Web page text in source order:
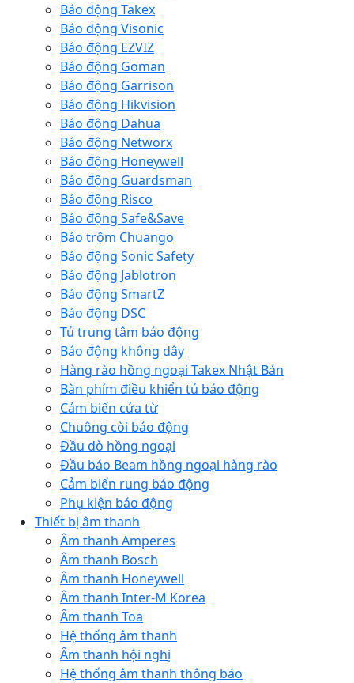
Báo động Takex
Báo động Visonic
Báo động EZVIZ
Báo động Goman
Báo động Garrison
Báo động Hikvision
Báo động Dahua
Báo động Networx
Báo động Honeywell
Báo động Guardsman
Báo động Risco
Báo động Safe&Save
Báo trộm Chuango
Báo động Sonic Safety
Báo động Jablotron
Báo động SmartZ
Báo động DSC
Tủ trung tâm báo động
Báo động không dây
Hàng rào hồng ngoại Takex Nhật Bản
Bàn phím điều khiển tủ báo động
Cảm biến cửa từ
Chuông còi báo động
Đầu dò hồng ngoại
Đầu báo Beam hồng ngoại hàng rào
Cảm biến rung báo động
Phụ kiện báo động
Thiết bị âm thanh
Âm thanh Amperes
Âm thanh Bosch
Âm thanh Honeywell
Âm thanh Inter-M Korea
Âm thanh Toa
Hệ thống âm thanh
Âm thanh hội nghị
Hệ thống âm thanh thông báo